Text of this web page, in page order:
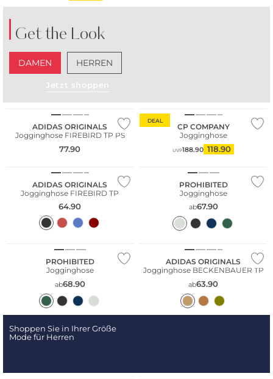
Get the Look
DAMEN HERREN
Jetzt shoppen
ADIDAS ORIGINALS
Jogginghose FIREBIRD TP PS
77.90
DEAL
CP COMPANY
Jogginghose
UVP188.90 118.90
ADIDAS ORIGINALS
Jogginghose FIREBIRD TP
64.90
PROHIBITED
Jogginghose
ab67.90
PROHIBITED
Jogginghose
ab68.90
ADIDAS ORIGINALS
Jogginghose BECKENBAUER TP
ab63.90
Shoppen Sie in Ihrer Größe
Mode für Herren